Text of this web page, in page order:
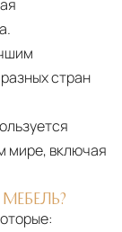
стран
мире, включая